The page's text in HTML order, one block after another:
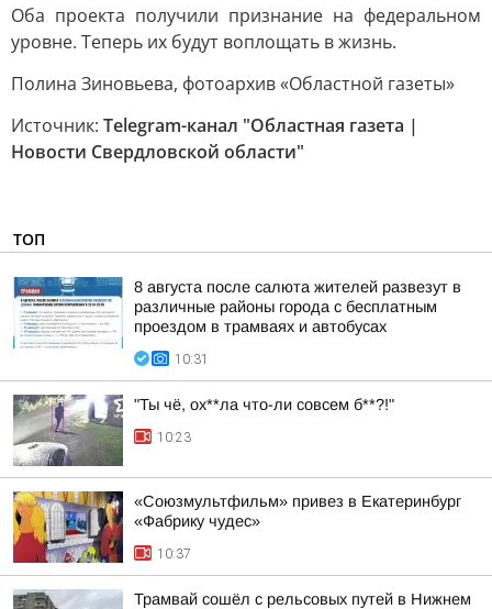
Оба проекта получили признание на федеральном
уровне. Теперь их будут воплощать в жизнь.
Полина Зиновьева, фотоархив «Областной газеты»
Источник: Telegram-канал "Областная газета |
Новости Свердловской области"
ТОП
8 августа после салюта жителей развезут в
различные районы города с бесплатным
проездом в трамваях и автобусах
10:31
"Ты чё, ох**ла что-ли совсем б**?!"
10:23
«Союзмультфильм» привез в Екатеринбург
«Фабрику чудес»
10:37
Трамвай сошёл с рельсовых путей в Нижнем